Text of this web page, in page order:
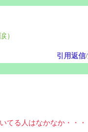
）
引用返信/
てる人はなかなか・・・